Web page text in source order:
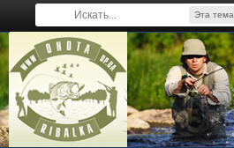
Эта тема